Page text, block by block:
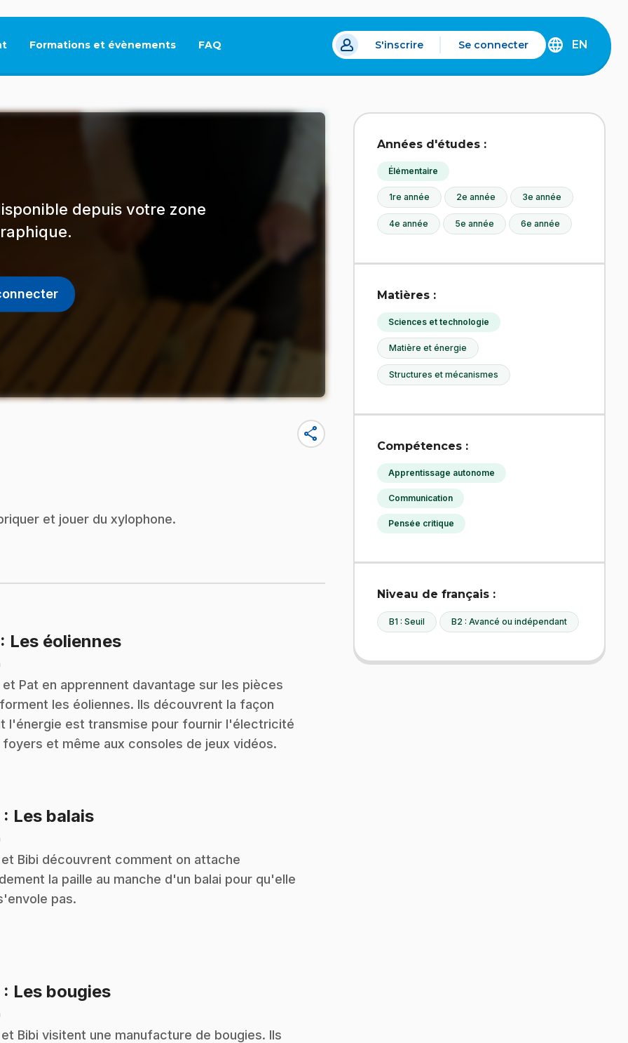
Formations et évènements FAQ
Ce lien s'ouvrira dans un nouvel onglet.
S'inscrire Se connecter
DISCOVER
EN
depuis votre zone
share
et jouer du xylophone.
: Les éoliennes.
et Pat en apprennent davantage sur les pièces
les éoliennes. Ils découvrent la façon
l'énergie est transmise pour fournir l'électricité
foyers et même aux consoles de jeux vidéos.
: Les balais.
et Bibi découvrent comment on attache
la paille au manche d'un balai pour qu'elle
pas.
: Les bougies.
et Bibi visitent une manufacture de bougies. Ils
Années d'études :
Élémentaire
1re année 2e année 3e année
4e année 5e année 6e année
Matières :
Sciences et technologie
Matière et énergie
Structures et mécanismes
Compétences :
Apprentissage autonome
Communication
Pensée critique
Niveau de français :
B1 : Seuil B2 : Avancé ou indépendant